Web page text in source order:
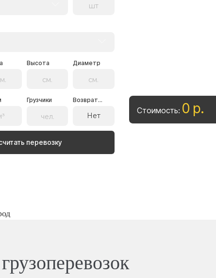
Высота Диаметр
Грузчики Возврат...
Нет
перевозку
Стоимость: 0 р.